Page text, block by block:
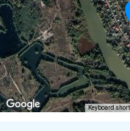
Keyboard